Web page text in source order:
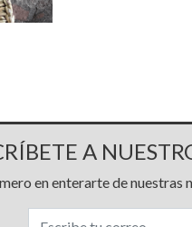
A
en enterarte de nuestras